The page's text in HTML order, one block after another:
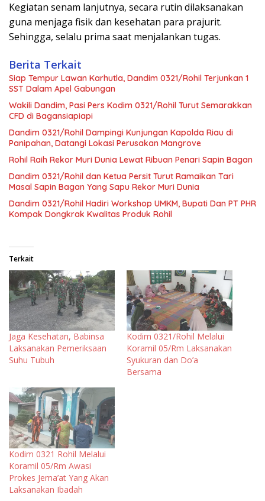
Kegiatan senam lanjutnya, secara rutin dilaksanakan
guna menjaga fisik dan kesehatan para prajurit.
Sehingga, selalu prima saat menjalankan tugas.
Berita Terkait
Siap Tempur Lawan Karhutla, Dandim 0321/Rohil Terjunkan 1
SST Dalam Apel Gabungan
Wakili Dandim, Pasi Pers Kodim 0321/Rohil Turut Semarakkan
CFD di Bagansiapiapi
Dandim 0321/Rohil Dampingi Kunjungan Kapolda Riau di
Panipahan, Datangi Lokasi Perusakan Mangrove
Rohil Raih Rekor Muri Dunia Lewat Ribuan Penari Sapin Bagan
Dandim 0321/Rohil dan Ketua Persit Turut Ramaikan Tari
Masal Sapin Bagan Yang Sapu Rekor Muri Dunia
Dandim 0321/Rohil Hadiri Workshop UMKM, Bupati Dan PT PHR
Kompak Dongkrak Kwalitas Produk Rohil
Terkait
Jaga Kesehatan, Babinsa
Laksanakan Pemeriksaan
Suhu Tubuh
Kodim 0321/Rohil Melalui
Koramil 05/Rm Laksanakan
Syukuran dan Do’a
Bersama
Kodim 0321 Rohil Melalui
Koramil 05/Rm Awasi
Prokes Jema’at Yang Akan
Laksanakan Ibadah